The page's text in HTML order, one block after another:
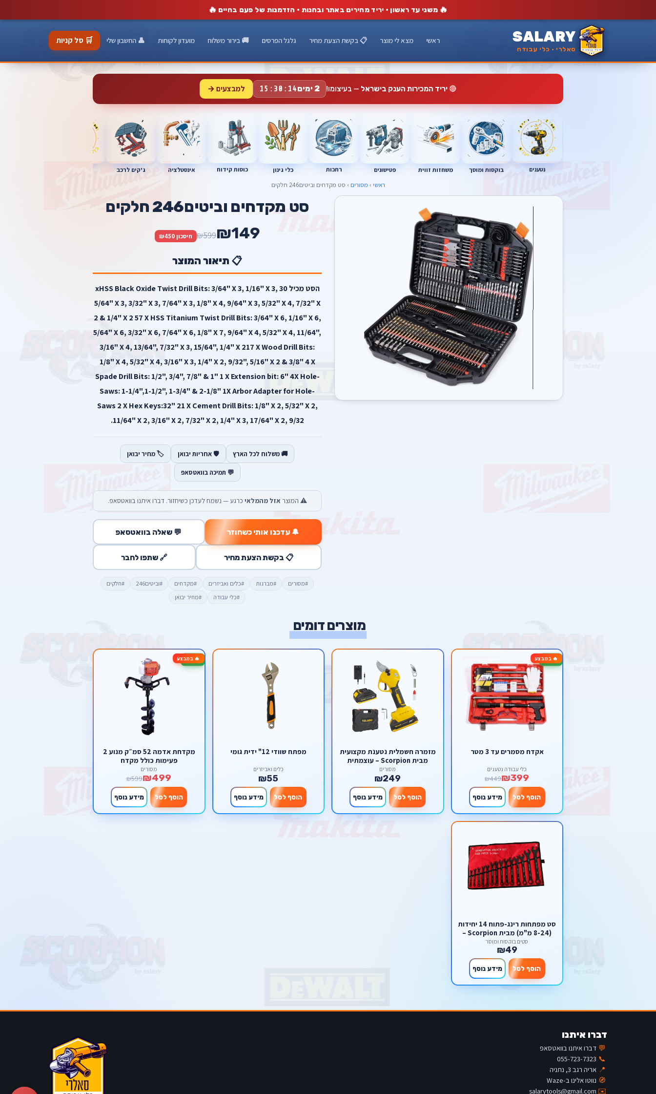
🔥 משני עד ראשון · יריד מחירים באתר ובחנות · הזדמנות של פעם בחיים 🔥
SALARY
סאלרי · כלי עבודה
ראשי מצא לי מוצר 📋 בקשת הצעת מחיר גלגל הפרסים 🚚 בירור משלוח מועדון לקוחות 👤 החשבון שלי 🛒 סל קניות
🔴יריד המכירות הענק בישראל — בעיצומו! 2 ימים 15:30:13 למבצעים →
נטענים בוקסות ומוסך משחזות זווית פטישונים רתכות כלי גינון כוסות קידוח אינסטלציה ג'קים לרכב
ראשי › מסורים › סט מקדחים וביטים246 חלקים
סט מקדחים וביטים246 חלקים
₪149
₪599 חיסכון ₪450
📋 תיאור המוצר
הסט מכיל 30 xHSS Black Oxide Twist Drill Bits: 3/64" X 3, 1/16" X 3,
5/64" X 3, 3/32" X 3, 7/64" X 3, 1/8" X 4, 9/64" X 3, 5/32" X 4, 7/32" X
2 & 1/4" X 2 57 X HSS Titanium Twist Drill Bits: 3/64" X 6, 1/16" X 6,
5/64" X 6, 3/32" X 6, 7/64" X 6, 1/8" X 7, 9/64" X 4, 5/32" X 4, 11/64",
3/16" X 4, 13/64", 7/32" X 3, 15/64", 1/4" X 217 X Wood Drill Bits:
1/8" X 4, 5/32" X 4, 3/16" X 3, 1/4" X 2, 9/32", 5/16" X 2 & 3/8" 4 X
Spade Drill Bits: 1/2", 3/4", 7/8" & 1" 1 X Extension bit: 6" 4X Hole-
Saws: 1-1/4",1-1/2", 1-3/4" & 2-1/8" 1X Arbor Adapter for Hole-
Saws 2 X Hex Keys:32" 21 X Cement Drill Bits: 1/8" X 2, 5/32" X 2,
11/64" X 2, 3/16" X 2, 7/32" X 2, 1/4" X 3, 17/64" X 2, 9/32.
🚚 משלוח לכל הארץ 🛡️ אחריות יבואן 🏷️ מחיר יבואן
💬 תמיכה בוואטסאפ
⚠️ המוצר אזל מהמלאי כרגע — נשמח לעדכן כשיחזור. דברו איתנו בוואטסאפ.
🔔 עדכנו אותי כשחוזר 💬 שאלה בוואטסאפ
📋 בקשת הצעת מחיר 🔗 שתפו לחבר
#מסורים #מברגות #כלים ואביזרים #מקדחים #וביטים246
#חלקים
#כלי עבודה
#מחיר יבואן
מוצרים דומים
🔥 במבצע-11%
אקדח מסמרים עד 3 מטר
כלי עבודה נטענים
₪399
₪449
הוסף לסל מידע נוסף
מזמרה חשמלית נטענת מקצועית
מבית Scorpion – עוצמתית
מסורים
₪249
הוסף לסל מידע נוסף
מפתח שוודי 12" ידית גומי
כלים ואביזרים
₪55
הוסף לסל מידע נוסף
🔥 במבצע-17%
מקדחת אדמה 52 סמ״ק מנוע 2
פעימות כולל מקדח
מסורים
₪499
₪599
הוסף לסל מידע נוסף
סט מפתחות רינג-פתוח 14 יחידות
(8-24 מ"מ) מבית Scorpion –
בנרתיק גלילה מקצועי
סטים בוקסות ומוסך
₪49
הוסף לסל מידע נוסף
דברו איתנו
💬 דברו איתנו בוואטסאפ
📞
055-723-7323
📍 אריה רגב 3, נתניה
🧭 נווטו אלינו ב-Waze
✉️
salarytools@gmail.com